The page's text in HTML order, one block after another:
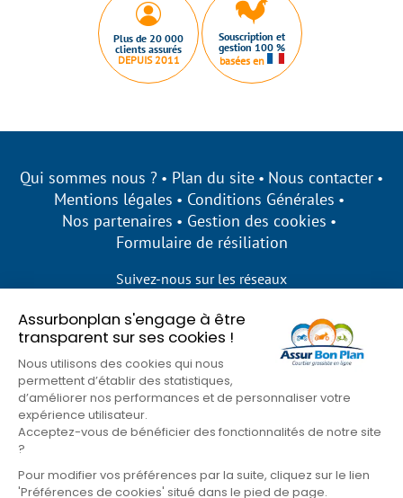
Assurbonplan s'engage à être
transparent sur ses cookies !
Nous utilisons des cookies qui nous
permettent d’établir des statistiques,
d’améliorer nos performances et de personnaliser votre
expérience utilisateur.
Acceptez-vous de bénéficier des fonctionnalités de notre site
?
Pour modifier vos préférences par la suite, cliquez sur le lien
'Préférences de cookies' situé dans le pied de page.
Plus de 20 000
clients assurés
DEPUIS 2011
Souscription et
gestion 100 %
basées en
Qui sommes nous ? Plan du site
Nous contacter
Mentions légales
Conditions Générales
Nos partenaires
Gestion des cookies
Formulaire de résiliation
Suivez-nous sur les réseaux